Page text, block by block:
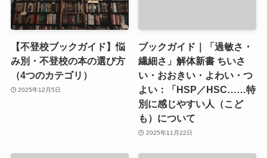
【不登校ブックガイド】悩
み別・不登校の本の選び方
（4つのカテゴリ）
2025年12月5日
ブックガイド｜「過敏さ・
繊細さ」解体新書 ちいさ
い・おおきい・よわい・つ
よい：「HSP／HSC……特
別に感じやすい人（こど
も）について
2025年11月22日